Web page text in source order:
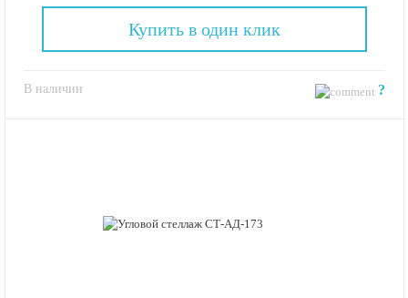
В наличии ?
Купить в один клик